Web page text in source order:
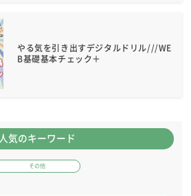
やる気を引き出すデジタルドリル///WE
B基礎基本チェック＋
人気のキーワード
その他